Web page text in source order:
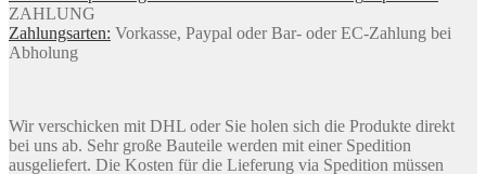
ZAHLUNG
Zahlungsarten: Vorkasse, Paypal oder Bar- oder EC-Zahlung bei
Abholung
Wir verschicken mit DHL oder Sie holen sich die Produkte direkt
bei uns ab. Sehr große Bauteile werden mit einer Spedition
ausgeliefert. Die Kosten für die Lieferung via Spedition müssen